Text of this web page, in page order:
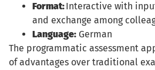
Format:Interactive with
and exchange among
Language: German
The programmatic assessment
of advantages over traditional